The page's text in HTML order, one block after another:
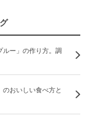
ルー」の作り方。調
おいしい食べ方と